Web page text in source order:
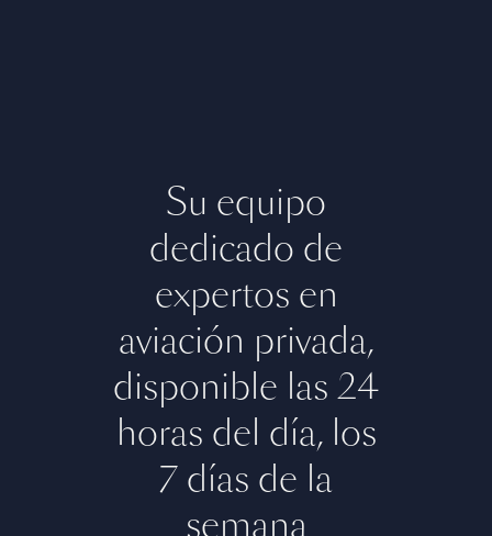
Su equipo
dedicado de
expertos en
aviación privada,
disponible las 24
horas del día, los
7 días de la
semana